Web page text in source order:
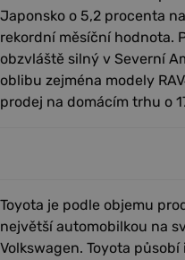
Japonsko o 5,2 procenta
rekordní měsíční hodnota.
obzvláště silný v Severní
oblibu zejména modely
prodej na domácím trhu o
Toyota je podle objemu
největší automobilkou na
Volkswagen. Toyota